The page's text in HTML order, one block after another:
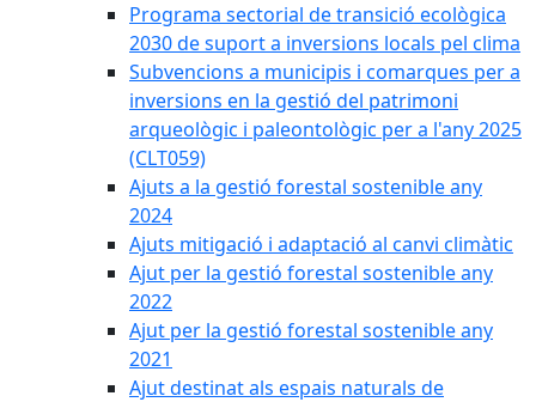
Programa sectorial de transició ecològica
2030 de suport a inversions locals pel clima
Subvencions a municipis i comarques per a
inversions en la gestió del patrimoni
arqueològic i paleontològic per a l'any 2025
(CLT059)
Ajuts a la gestió forestal sostenible any
2024
Ajuts mitigació i adaptació al canvi climàtic
Ajut per la gestió forestal sostenible any
2022
Ajut per la gestió forestal sostenible any
2021
Ajut destinat als espais naturals de